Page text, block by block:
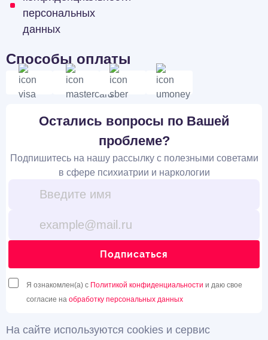
персональных
данных
Способы оплаты
Остались вопросы по Вашей
проблеме?
Подпишитесь на нашу рассылку с полезными советами
в сфере психиатрии и наркологии
Подписаться
Я ознакомлен(а) с Политикой конфиденциальности и даю свое
согласие на обработку персональных данных
На сайте используются cookies и сервис